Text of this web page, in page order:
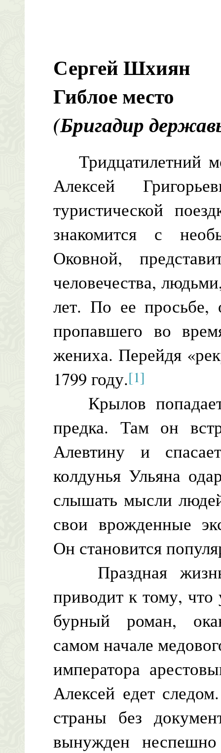
Сергей Шхиян
Гиблое место
(Бригадир
Тридцатилетний
Алексей
туристической
знакомится с
Оковной,
человечества,
лет. По ее просьбе,
пропавшего во
жениха. Перейдя
1799 году.[1]
Крылов попадает
предка. Там он
Алевтину и
колдунья Ульяна
слышать мысли
свои врожденные
Он становится
Праздная жизнь
приводит к тому,
бурный роман,
самом начале
императора
Алексей едет
страны без
вынужден неспешно